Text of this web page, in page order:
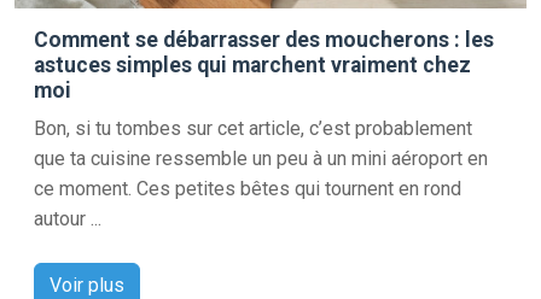
Comment se débarrasser des moucherons : les
astuces simples qui marchent vraiment chez
moi
Bon, si tu tombes sur cet article, c’est probablement
que ta cuisine ressemble un peu à un mini aéroport en
ce moment. Ces petites bêtes qui tournent en rond
autour ...
Voir plus